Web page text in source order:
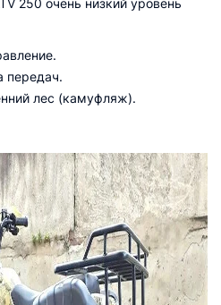
250 очень низкий уровень
передач.
лес (камуфляж).